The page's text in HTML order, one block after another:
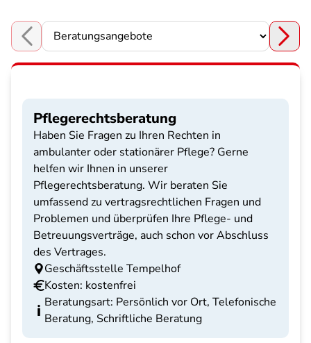
Choose a section
Pflegerechtsberatung
Haben Sie Fragen zu Ihren Rechten in
ambulanter oder stationärer Pflege? Gerne
helfen wir Ihnen in unserer
Pflegerechtsberatung. Wir beraten Sie
umfassend zu vertragsrechtlichen Fragen und
Problemen und überprüfen Ihre Pflege- und
Betreuungsverträge, auch schon vor Abschluss
des Vertrages.
Geschäftsstelle Tempelhof
Kosten: kostenfrei
Beratungsart: Persönlich vor Ort, Telefonische
Beratung, Schriftliche Beratung